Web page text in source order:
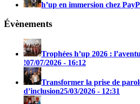
h’up en immersion chez
Évènements
Trophées h’up 2026 :
!07/07/2026 - 16:12
Transformer la prise de
d’inclusion25/03/2026 - 12:31